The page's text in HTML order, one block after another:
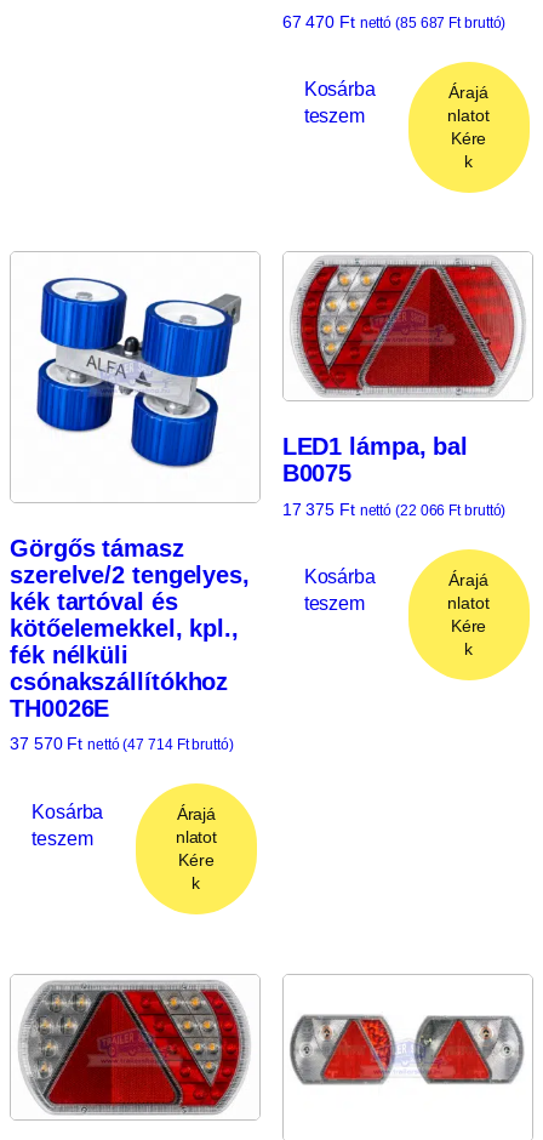
67 470 Ft nettó (85 687 Ftbruttó)
Kosárba
teszem
Árajá
nlatot
Kére
k
Görgős támasz
szerelve/2 tengelyes,
kék tartóval és
kötőelemekkel, kpl.,
fék nélküli
csónakszállítókhoz
TH0026E
37 570 Ft nettó (47 714 Ftbruttó)
Kosárba
teszem
Árajá
nlatot
Kére
k
LED1 lámpa, bal
B0075
17 375 Ft nettó (22 066 Ftbruttó)
Kosárba
teszem
Árajá
nlatot
Kére
k